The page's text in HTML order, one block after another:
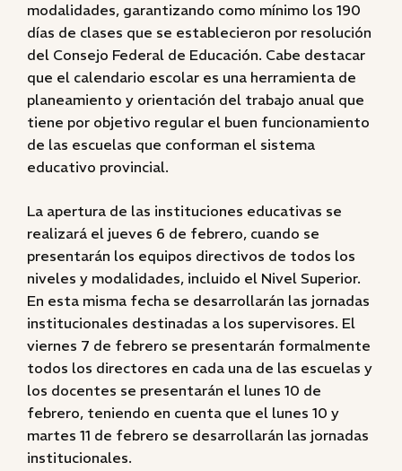
modalidades, garantizando como mínimo los 190
días de clases que se establecieron por resolución
del Consejo Federal de Educación. Cabe destacar
que el calendario escolar es una herramienta de
planeamiento y orientación del trabajo anual que
tiene por objetivo regular el buen funcionamiento
de las escuelas que conforman el sistema
educativo provincial.
La apertura de las instituciones educativas se
realizará el jueves 6 de febrero, cuando se
presentarán los equipos directivos de todos los
niveles y modalidades, incluido el Nivel Superior.
En esta misma fecha se desarrollarán las jornadas
institucionales destinadas a los supervisores. El
viernes 7 de febrero se presentarán formalmente
todos los directores en cada una de las escuelas y
los docentes se presentarán el lunes 10 de
febrero, teniendo en cuenta que el lunes 10 y
martes 11 de febrero se desarrollarán las jornadas
institucionales.